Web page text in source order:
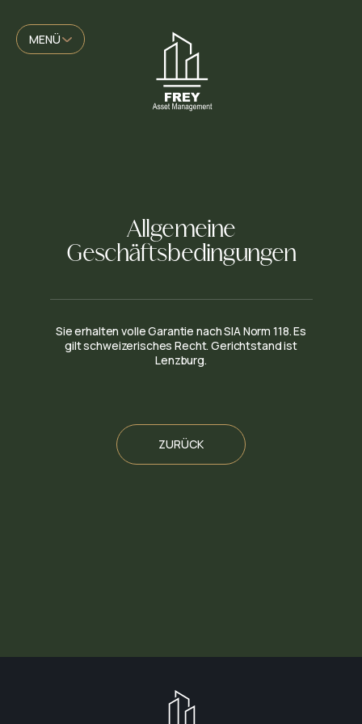
MENÜ
Allgemeine
Geschäftsbedingungen
Sie erhalten volle Garantie nach SIA Norm 118. Es
gilt schweizerisches Recht. Gerichtstand ist
Lenzburg.
ZURÜCK